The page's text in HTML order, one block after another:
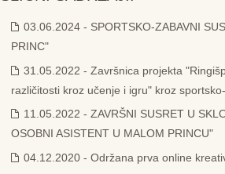
03.06.2024 - SPORTSKO-ZABAVNI
PRINC"
31.05.2022 - Završnica projekta
različitosti kroz učenje i igru" kroz
11.05.2022 - ZAVRŠNI SUSRET U
OSOBNI ASISTENT U MALOM PRINCU"
04.12.2020 - Održana prva online